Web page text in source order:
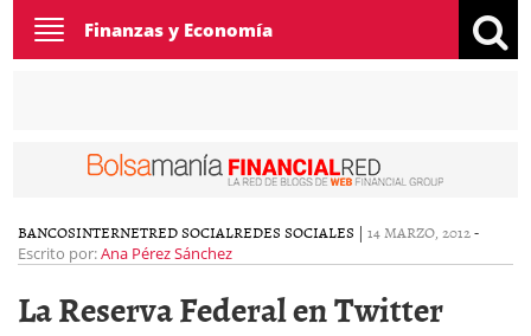
Toggle
navigation
Finanzas y Economía
BANCOSINTERNETRED SOCIALREDES SOCIALES | 14 MARZO, 2012-
Escrito por:Ana Pérez Sánchez
La Reserva Federal en Twitter